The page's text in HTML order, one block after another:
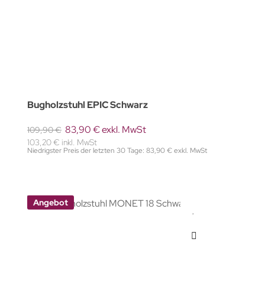
Bugholzstuhl EPIC Schwarz
109,90 € 83,90 € exkl. MwSt
103,20 € inkl. MwSt
Niedrigster Preis der letzten 30 Tage: 83,90 € exkl. MwSt
Angebot